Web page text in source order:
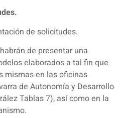
de solicitudes.
de presentar una
elaborados a tal fin que
mismas en las oficinas
de Autonomía y Desarrollo
Tablas 7), así como en la